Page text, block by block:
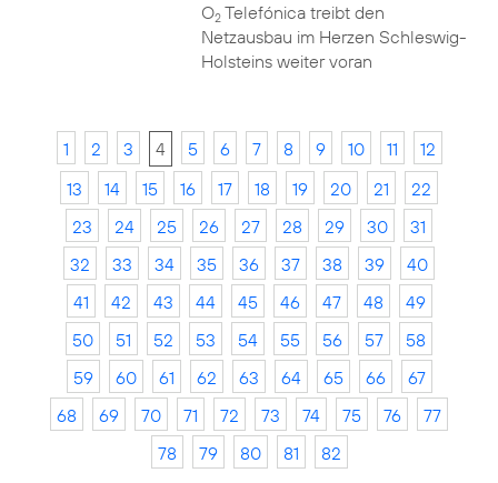
O2Telefónica treibt den
Netzausbau im Herzen Schleswig-
Holsteins weiter voran
1 2 3 4 5 6 7 8 9 10 11
12
13
14 15 16 17 18 19 20 21
22
23
24 25 26 27 28 29 30
31
32
33 34 35 36 37 38 39
40
41
42 43 44 45 46 47 48
49
50
51 52 53 54 55 56 57
58
59
60 61 62 63 64 65 66
67
68
69 70 71 72 73 74 75 76
77
78
79 80 81 82